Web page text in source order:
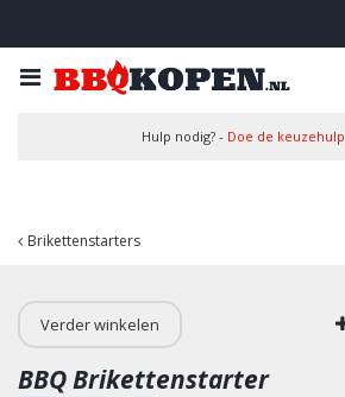
Brikettenstarters
Hulp nodig? - Doe de keuzehulp
Verder winkelen
BBQ Brikettenstarter